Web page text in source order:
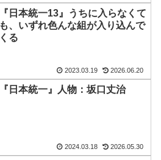
『日本統一13』うちに入らなくて
も、いずれ色んな組が入り込んで
くる
2023.03.19 2026.06.20
『日本統一』人物：坂口丈治
2024.03.18 2026.05.30